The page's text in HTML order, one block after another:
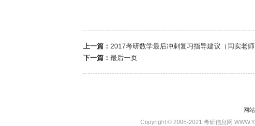
上一篇： 2017考研数学最后冲刺复习指导建议（闫实老师
下一篇： 最后一页
网
Copyright © 2005-2021 考研信息网